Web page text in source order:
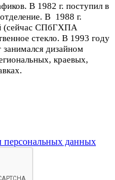
В 1982 г. поступил в
В 1988 г.
(сейчас СПбГХПА
стекло. В 1993 году
занимался дизайном
краевых,
персональных данных